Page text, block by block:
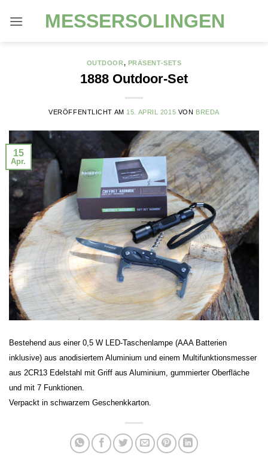
Inhalt
MESSERSOLINGEN
OUTDOOR, PRÄSENT-SETS
1888 Outdoor-Set
VERÖFFENTLICHT AM 15. APRIL 2015 VON BREDA
15
Apr.
Bestehend aus einer 0,5 W LED-Taschenlampe (AAA Batterien
inklusive) aus anodisiertem Aluminium und einem Multifunktionsmesser
aus 2CR13 Edelstahl mit Griff aus Aluminium, gummierter Oberfläche
und mit 7 Funktionen.
Verpackt in schwarzem Geschenkkarton.